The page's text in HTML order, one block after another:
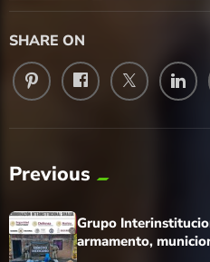
SHARE ON
Previous
Grupo
armamento,